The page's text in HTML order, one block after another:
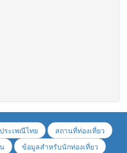
ะเพณีไทย
สถานที่ท่องเที่ยว
ข้อมูลสำหรับนักท่องเที่ยว